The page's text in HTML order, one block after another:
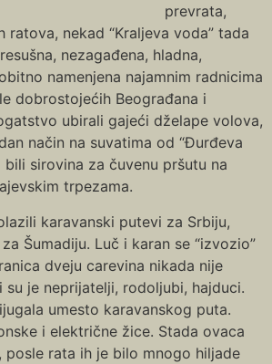
prevrata,
ratova, nekad “Kraljeva voda” tada
nezagađena, hladna,
namenjena najamnim radnicima
dobrostojećih Beograđana i
ubirali gajeći dželape volova,
način na suvatima od “Đurđeva
bili sirovina za čuvenu pršutu na
trpezama.
karavanski putevi za Srbiju,
Šumadiju. Luč i karan se “izvozio”
dveju carevina nikada nije
su je neprijatelji, rodoljubi, hajduci.
umesto karavanskog puta.
i električne žice. Stada ovaca
posle rata ih je bilo mnogo hiljade